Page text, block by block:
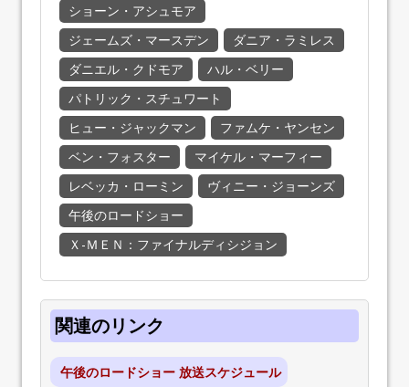
ショーン・アシュモア
ジェームズ・マースデン
ダニア・ラミレス
ダニエル・クドモア
ハル・ベリー
パトリック・スチュワート
ヒュー・ジャックマン
ファムケ・ヤンセン
ベン・フォスター
マイケル・マーフィー
レベッカ・ローミン
ヴィニー・ジョーンズ
午後のロードショー
Ｘ-ＭＥＮ：ファイナルディシジョン
関連のリンク
午後のロードショー 放送スケジュール